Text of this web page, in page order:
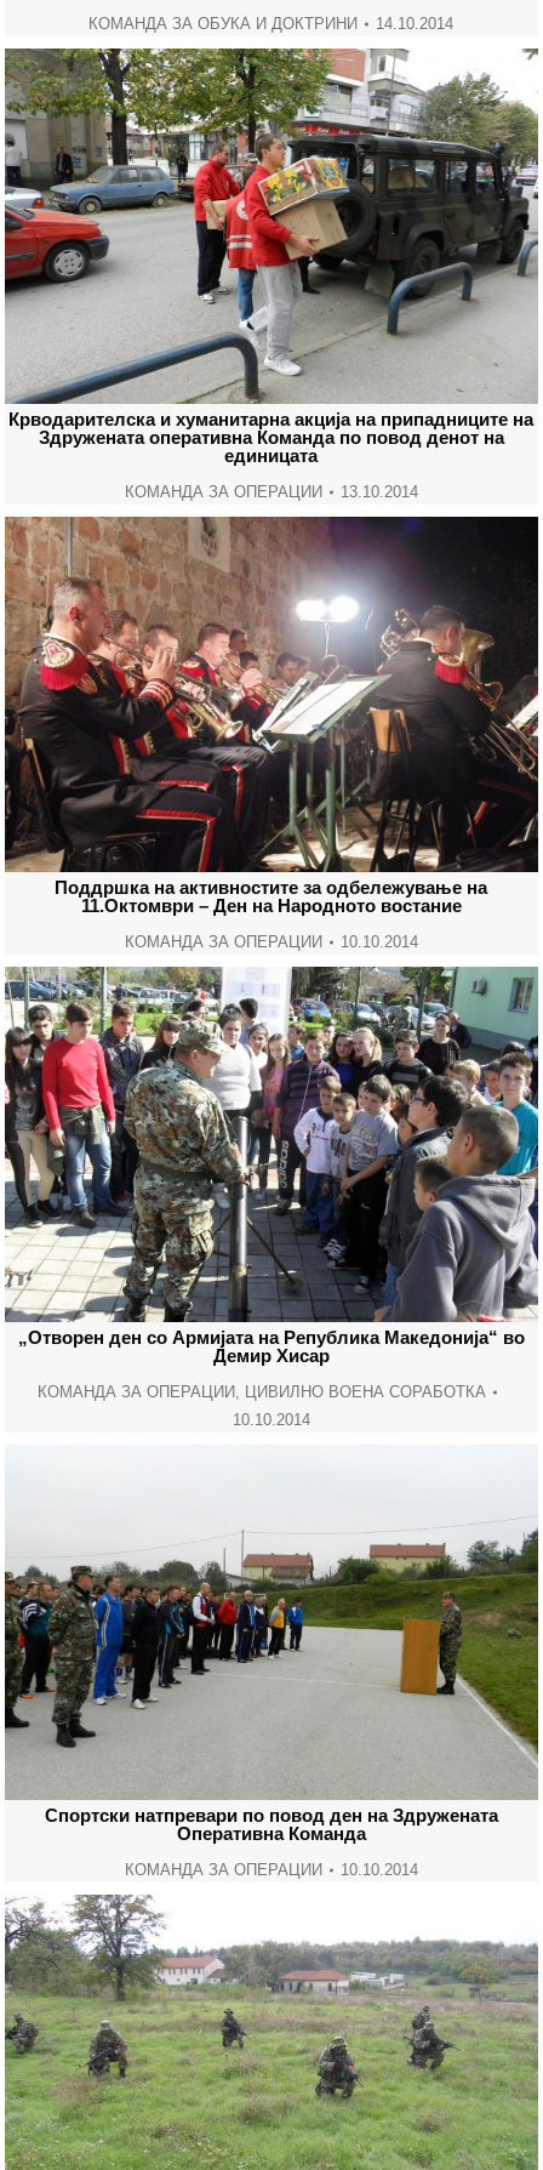
КОМАНДА ЗА ОБУКА И ДОКТРИНИ 14.10.2014
Крводарителска и хуманитарна акција на припадниците на
Здружената оперативна Команда по повод денот на
единицата
КОМАНДА ЗА ОПЕРАЦИИ 13.10.2014
Поддршка на активностите за одбележување на
11.Октомври – Ден на Народното востание
КОМАНДА ЗА ОПЕРАЦИИ 10.10.2014
„Отворен ден со Армијата на Република Македонија“ во
Демир Хисар
КОМАНДА ЗА ОПЕРАЦИИ, ЦИВИЛНО ВОЕНА СОРАБОТКА
10.10.2014
Спортски натпревари по повод ден на Здружената
Оперативна Команда
КОМАНДА ЗА ОПЕРАЦИИ 10.10.2014